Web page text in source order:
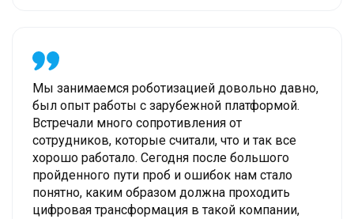
Мы занимаемся роботизацией довольно давно,
был опыт работы с зарубежной платформой.
Встречали много сопротивления от
сотрудников, которые считали, что и так все
хорошо работало. Сегодня после большого
пройденного пути проб и ошибок нам стало
понятно, каким образом должна проходить
цифровая трансформация в такой компании,